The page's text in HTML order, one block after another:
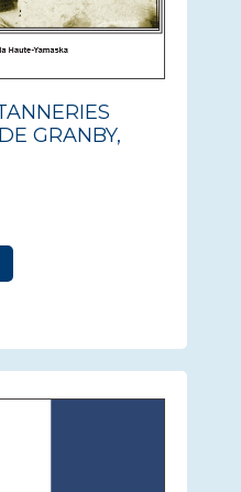
GRANBY,